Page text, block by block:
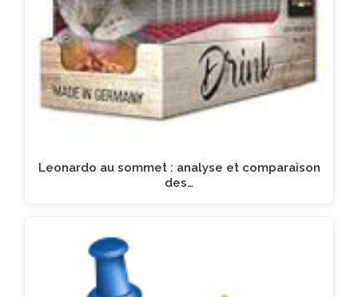
Leonardo au sommet : analyse et comparaison
des…